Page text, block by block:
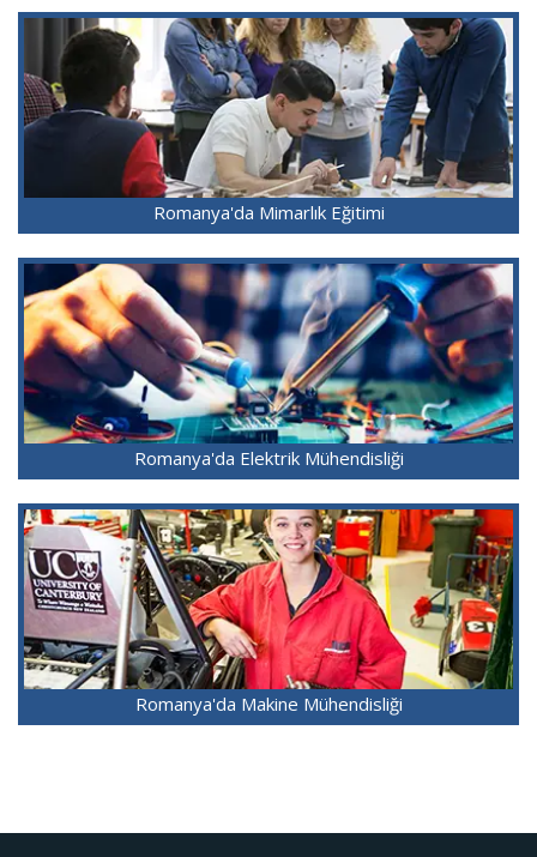
Romanya'da Mimarlık Eğitimi
Romanya'da Elektrik Mühendisliği
Romanya'da Makine Mühendisliği